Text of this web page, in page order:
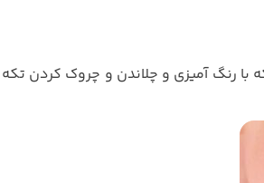
رنگ‌ آمیزی و چلاندن و چروک کردن تکه